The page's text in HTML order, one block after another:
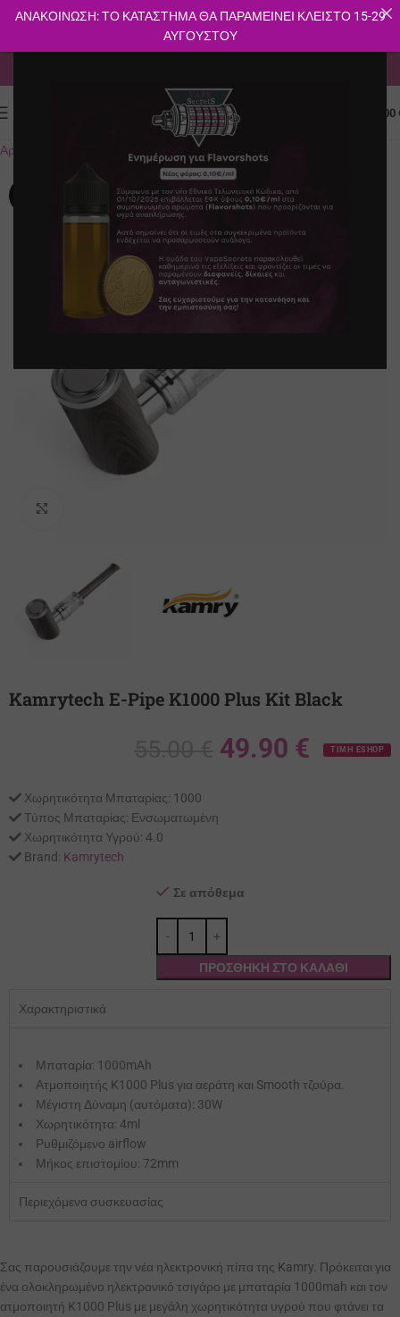
0.00
Αρχική σελίδα Συσκευές
Kamrytech E-Pipe K1000 Plus Kit Black
49.90 € ΤΙΜΗ ESHOP
Χωρητικότητα Μπαταρίας: 1000
Τύπος Μπαταρίας: Ενσωματωμένη
Χωρητικότητα Υγρού: 4.0
Brand: Kamrytech
Σε απόθεμα
ΠΡΟΣΘΉΚΗ ΣΤΟ ΚΑΛΆΘΙ
Χαρακτηριστικά
Μπαταρία: 1000mAh
Ατμοποιητής K1000 Plus για αεράτη και Smooth τζούρα.
Μέγιστη Δύναμη (αυτόματα): 30W
Χωρητικότητα: 4ml
Ρυθμιζόμενο airflow
Μήκος επιστομίου: 72mm
Περιεχόμενα συσκευασίας
Σας παρουσιάζουμε την νέα ηλεκτρονική πίπα της Kamry. Πρόκειται για
ένα ολοκληρωμένο ηλεκτρονικό τσιγάρο με μπαταρία 1000mah και τον
ατμοποιητή K1000 Plus με μεγάλη χωρητικότητα υγρού που φτάνει τα
ΑΝΑΚΟΙΝΩΣΗ: ΤΟ ΚΑΤΑΣΤΗΜΑ ΘΑ ΠΑΡΑΜΕΙΝΕΙ ΚΛΕΙΣΤΟ 15-29
ΑΥΓΟΥΣΤΟΥ